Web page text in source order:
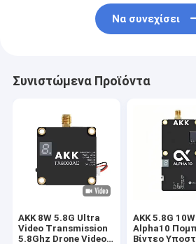
Να συνεχίσει
Συνιστώμενα Προϊόντα
AKK 8W 5.8G Ultra
Video Transmission
5.8Ghz Drone Video
AKK 5.8G
Alpha10
Βίντεο